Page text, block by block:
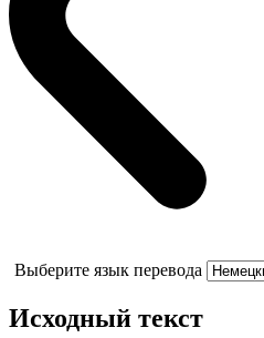
Выберите язык перевода
Исходный текст